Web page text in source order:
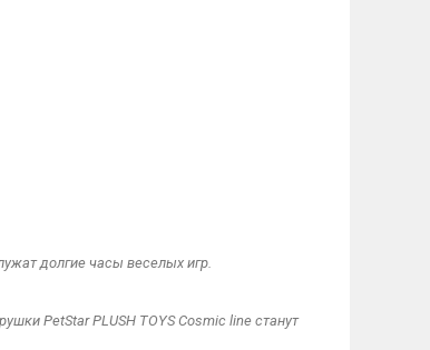
долгие часы веселых игр.
PetStar PLUSH TOYS Cosmic line станут